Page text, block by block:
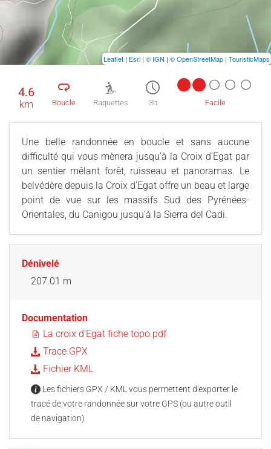
4.6
km Boucle Raquettes 3h Facile
Une belle randonnée en boucle et sans aucune
difficulté qui vous mènera jusqu’à la Croix d’Egat par
un sentier mêlant forêt, ruisseau et panoramas. Le
belvédère depuis la Croix d’Egat offre un beau et large
point de vue sur les massifs Sud des Pyrénées-
Orientales, du Canigou jusqu’à la Sierra del Cadi.
Dénivelé
207.01 m
Documentation
La croix d'Egat fiche topo.pdf
Trace GPX
Fichier KML
Les fichiers GPX / KML vous permettent d'exporter le
tracé de votre randonnée sur votre GPS (ou autre outil
de navigation)
Leaflet | Esri | © IGN | © OpenStreetMap | TouristicMaps